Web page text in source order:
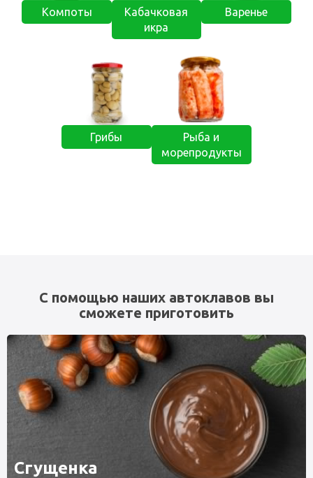
Компоты
Кабачковая
икра
Варенье
Грибы
Рыба и
морепродукты
С помощью наших автоклавов вы
сможете приготовить
Сгущенка